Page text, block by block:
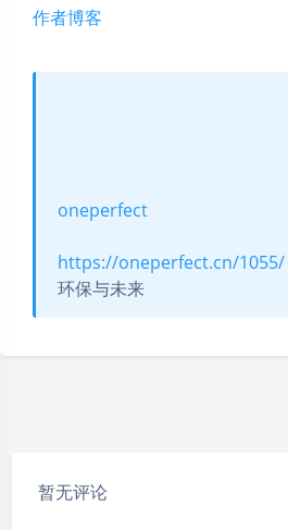
作者博客
oneperfect
https://oneperfect.cn/1055/
环保与未来
暂无评论